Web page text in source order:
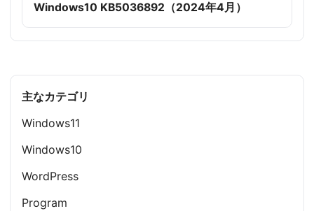
Windows10 KB5036892（2024年4月）
主なカテゴリ
Windows11
Windows10
WordPress
Program